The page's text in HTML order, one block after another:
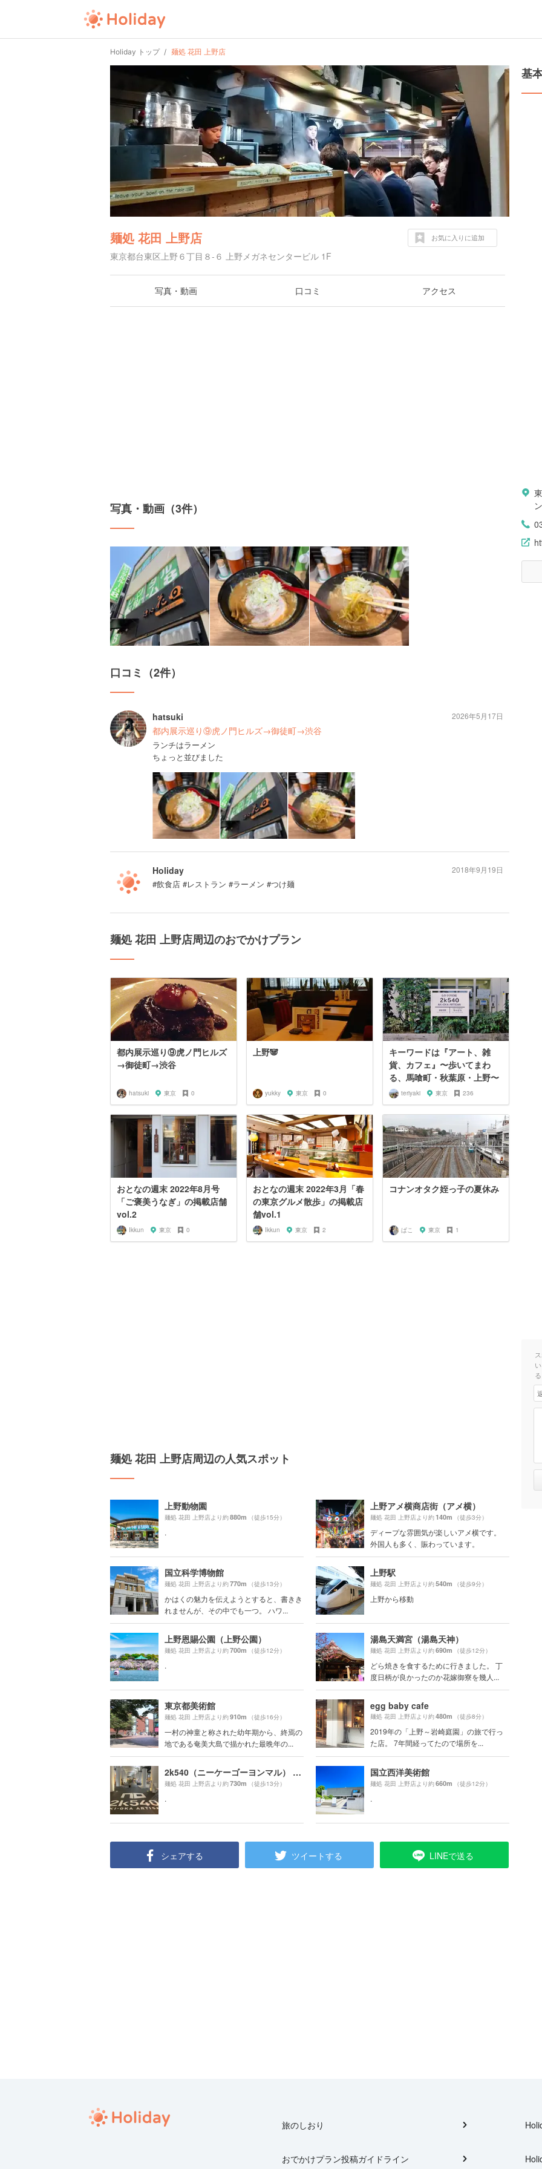
Holiday トップ 麺処 花田 上野店
麺処 花田 上野店
東京都台東区上野６丁目８-６ 上野メガネセンタービル 1F
お気に入りに追加
写真・動画 口コミ アクセス
写真・動画（3件）
口コミ（2件）
hatsuki
都内展示巡り⑨虎ノ門ヒルズ→御徒町→渋谷
ランチはラーメン
ちょっと並びました
2026年5月17日
Holiday
#飲食店 #レストラン #ラーメン #つけ麺
2018年9月19日
麺処 花田 上野店周辺のおでかけプラン
都内展示巡り⑨虎ノ門ヒルズ
→御徒町→渋谷
hatsuki 東京 0
上野🐼
yukky 東京 0
キーワードは『アート、雑
貨、カフェ』〜歩いてまわ
る、馬喰町・秋葉原・上野〜
teriyaki 東京 236
おとなの週末 2022年8月号
「ご褒美うなぎ」の掲載店舗
vol.2
Ikkun 東京 0
おとなの週末 2022年3月「春
の東京グルメ散歩」の掲載店
舗vol.1
Ikkun 東京 2
コナンオタク姪っ子の夏休み
ぱこ 東京 1
麺処 花田 上野店周辺の人気スポット
上野動物園
麺処 花田 上野店より約880m （徒歩15分）
.
上野アメ横商店街（アメ横）
麺処 花田 上野店より約140m （徒歩3分）
ディープな雰囲気が楽しいアメ横です。
外国人も多く、賑わっています。
国立科学博物館
麺処 花田 上野店より約770m （徒歩13分）
かはくの魅力を伝えようとすると、書きき
れませんが、その中でも一つ。 ハワ...
上野駅
麺処 花田 上野店より約540m （徒歩9分）
上野から移動
上野恩賜公園（上野公園）
麺処 花田 上野店より約700m （徒歩12分）
.
湯島天満宮（湯島天神）
麺処 花田 上野店より約690m （徒歩12分）
どら焼きを食するために行きました。 丁
度日柄が良かったのか花嫁御寮を幾人...
東京都美術館
麺処 花田 上野店より約910m （徒歩16分）
一村の神童と称された幼年期から、終焉の
地である奄美大島で描かれた最晩年の...
egg baby cafe
麺処 花田 上野店より約480m （徒歩8分）
2019年の「上野～岩崎庭園」の旅で行っ
た店。 7年間経ってたので場所を...
2k540（ニーケーゴーヨンマル） AKI-OKA ARTISAN
麺処 花田 上野店より約730m （徒歩13分）
.
国立西洋美術館
麺処 花田 上野店より約660m （徒歩12分）
.
シェアする ツイートする LINEで送る
基
旅のしおり
おでかけプラン投稿ガイドライン